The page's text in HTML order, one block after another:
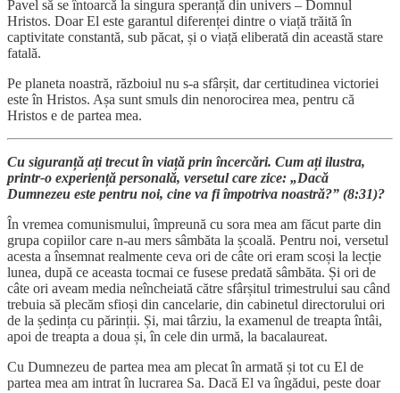
Pavel să se întoarcă la singura speranță din univers – Domnul
Hristos. Doar El este garantul diferenței dintre o viață trăită în
captivitate constantă, sub păcat, și o viață eliberată din această stare
fatală.
Pe planeta noastră, războiul nu s-a sfârșit, dar certitudinea victoriei
este în Hristos. Așa sunt smuls din nenorocirea mea, pentru că
Hristos e de partea mea.
Cu siguranță ați trecut în viață prin încercări. Cum ați ilustra,
printr-o experiență personală, versetul care zice: „Dacă
Dumnezeu este pentru noi, cine va fi împotriva noastră?” (8:31)?
În vremea comunismului, împreună cu sora mea am făcut parte din
grupa copiilor care n-au mers sâmbăta la școală. Pentru noi, versetul
acesta a însemnat realmente ceva ori de câte ori eram scoși la lecție
lunea, după ce aceasta tocmai ce fusese predată sâmbăta. Și ori de
câte ori aveam media neîncheiată către sfârșitul trimestrului sau când
trebuia să plecăm sfioși din cancelarie, din cabinetul directorului ori
de la ședința cu părinții. Și, mai târziu, la examenul de treapta întâi,
apoi de treapta a doua și, în cele din urmă, la bacalaureat.
Cu Dumnezeu de partea mea am plecat în armată și tot cu El de
partea mea am intrat în lucrarea Sa. Dacă El va îngădui, peste doar